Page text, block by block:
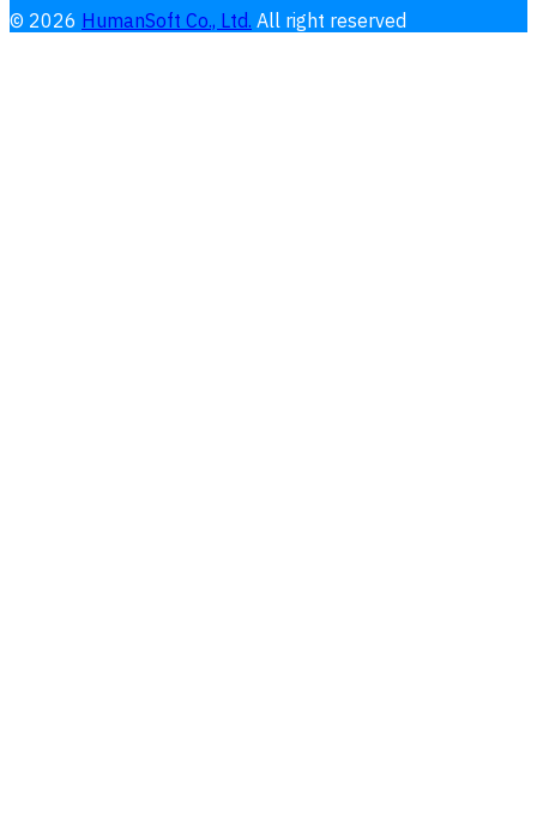
© 2026 HumanSoft Co., Ltd. All right reserved